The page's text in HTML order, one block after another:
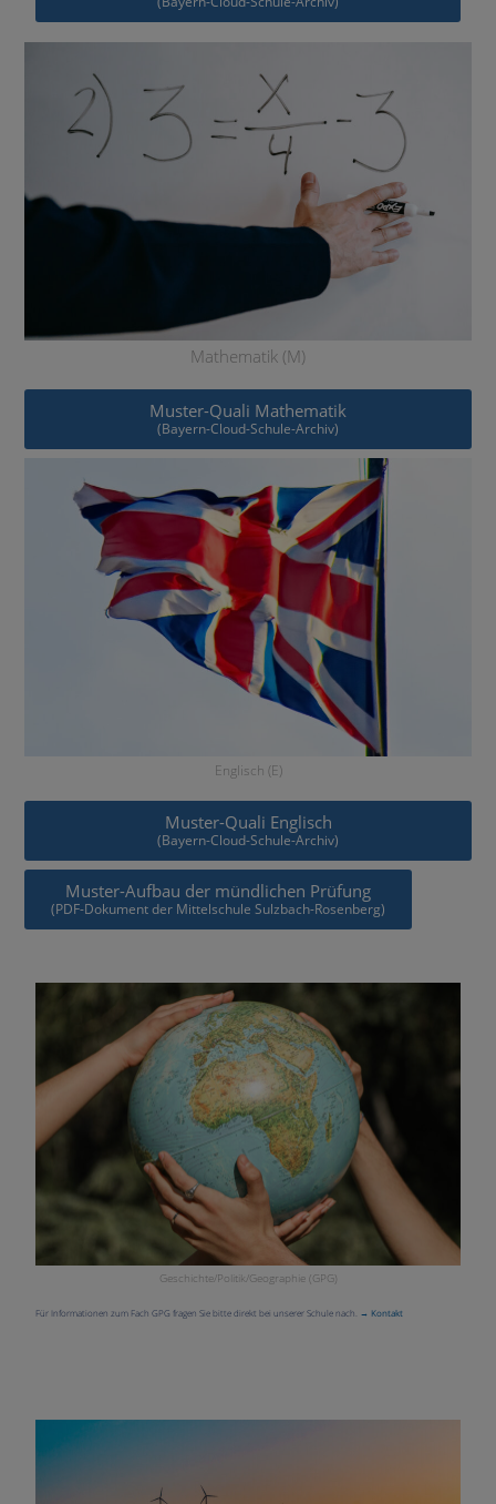
Mathematik (M)
Muster-Quali Mathematik
(Bayern-Cloud-Schule-Archiv)
Englisch (E)
Muster-Quali Englisch
(Bayern-Cloud-Schule-Archiv)
Muster-Aufbau der mündlichen Prüfung
(PDF-Dokument der Mittelschule Sulzbach-Rosenberg)
Geschichte/Politik/Geographie (GPG)
Für Informationen zum Fach GPG fragen Sie bitte direkt bei unserer Schule nach. → Kontakt